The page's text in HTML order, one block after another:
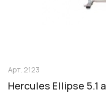
Арт. 2123
Hercules Ellipse 5.1